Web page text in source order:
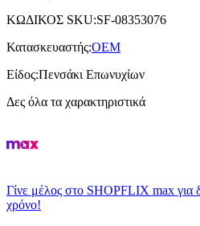
ΚΩΔΙΚΟΣ SKU:SF-08353076
Κατασκευαστής:OEM
Είδος:Πενσάκι Επωνυχίων
Δες όλα τα χαρακτηριστικά
Γίνε μέλος στο SHOPFLIX max για
χρόνο!